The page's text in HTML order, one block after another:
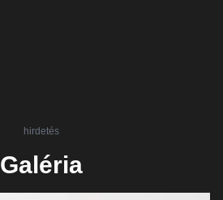
hirdetés
Galéria